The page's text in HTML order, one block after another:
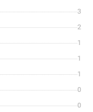
3
2
1
1
1
0
0